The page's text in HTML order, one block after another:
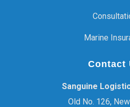
Marine
Contact
Sanguine
Old No. 126,